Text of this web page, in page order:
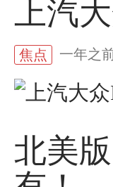
上汽
焦点 一年之
北美